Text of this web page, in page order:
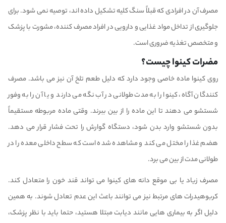
مصرف آن در افرادی که قبلاً سنگ کلیه تشکیل داده اند، توصیه نمی شود. برای
جلوگیری از تداخل مواد غذایی و دارویی در افراد مصرف کننده، مشورت با پزشک
و متخصص تغذیه ضروری است.
مضرات کینوا چیست؟
روی کینوا ماده خاصی وجود دارد که دلیل طعم تلخ آن نیز می باشد. مصرف
کنندگان آگاه، کینوا را به مدت طولانی در آب نگه می دارند و یا آن را به وفور
شستشو می دهند تا این ماده را از بین ببرند. وقتی ماده مربوطه مستقیماً
بدون شستشو وارد بدن شود، دستگاه گوارش را تحت فشار قرار می دهد.
هضم غذا را مختل می کند و مشاهده شده است که سطح داخلی معده را در
طولانی مدت از بین می برد.
مصرف زیاد یا بی موقع دانه های کینوا می تواند قند خون را متعادل کند.
کربوهیدرات های مرتبط نیز می توانند باعث این عدم تعادل شوند. به همین
دلیل اگر به بیماری هایی مانند دیابت مبتلا هستید، حتما باید با نظر پزشک،